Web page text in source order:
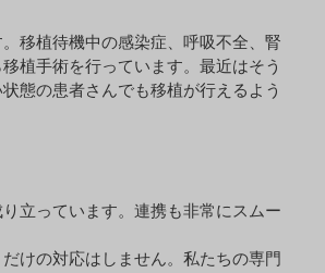
移植待機中の感染症、呼吸不全、腎
植手術を行っています。最近はそう
態の患者さんでも移植が行えるよう
立っています。連携も非常にスムー
けの対応はしません。私たちの専門